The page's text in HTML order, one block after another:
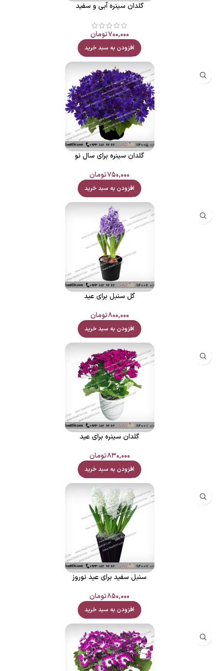
گلدان سینره آبی و سفید
۷۰۰,۰۰۰تومان
افزودن به سبد خرید
گلدان سینره برای سال نو
۷۵۰,۰۰۰تومان
افزودن به سبد خرید
گل سنبل برای عید
۸۰۰,۰۰۰تومان
افزودن به سبد خرید
گلدان سینره برای عید
۸۳۰,۰۰۰تومان
افزودن به سبد خرید
سنبل سفید برای عید نوروز
۸۵۰,۰۰۰تومان
افزودن به سبد خرید